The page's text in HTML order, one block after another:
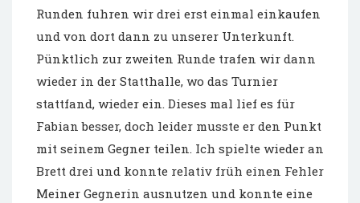
Runden fuhren wir drei erst einmal einkaufen
und von dort dann zu unserer Unterkunft.
Pünktlich zur zweiten Runde trafen wir dann
wieder in der Statthalle, wo das Turnier
stattfand, wieder ein. Dieses mal lief es für
Fabian besser, doch leider musste er den Punkt
mit seinem Gegner teilen. Ich spielte wieder an
Brett drei und konnte relativ früh einen Fehler
Meiner Gegnerin ausnutzen und konnte eine